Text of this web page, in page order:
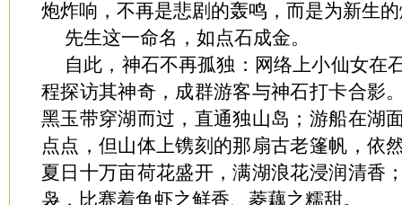
炮炸响，不再是悲剧的轰鸣，而是为新生
先生这一命名，如点石成金。
自此，神石不再孤独：网络上小仙女在
程探访其神奇，成群游客与神石打卡合影
黑玉带穿湖而过，直通独山岛；游船在湖
点点，但山体上镌刻的那扇古老篷帆，依
夏日十万亩荷花盛开，满湖浪花浸润清香
袅，比赛着鱼虾之鲜香、菱藕之糯甜。